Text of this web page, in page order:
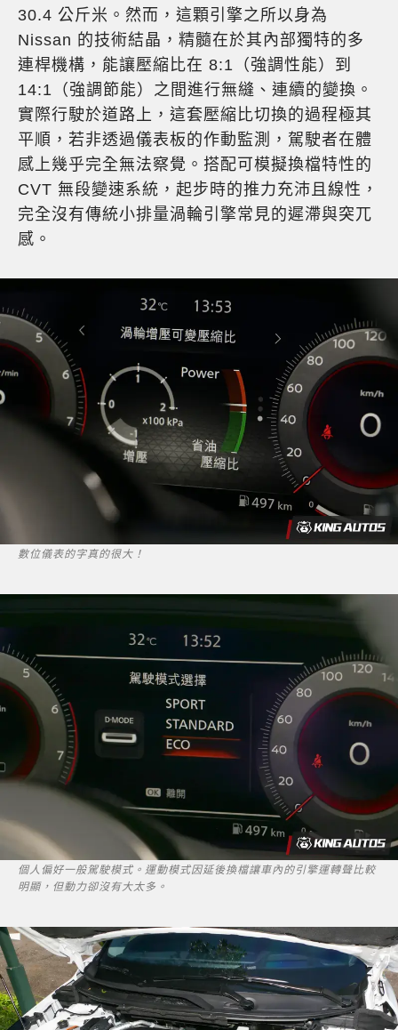
30.4 公斤米。然而，這顆引擎之所以身為
Nissan 的技術結晶，精髓在於其內部獨特的多
連桿機構，能讓壓縮比在 8:1（強調性能）到
14:1（強調節能）之間進行無縫、連續的變換。
實際行駛於道路上，這套壓縮比切換的過程極其
平順，若非透過儀表板的作動監測，駕駛者在體
感上幾乎完全無法察覺。搭配可模擬換檔特性的
CVT 無段變速系統，起步時的推力充沛且線性，
完全沒有傳統小排量渦輪引擎常見的遲滯與突兀
感。
數位儀表的字真的很大！
個人偏好一般駕駛模式。運動模式因延後換檔讓車內的引擎運轉聲比較
明顯，但動力卻沒有大太多。